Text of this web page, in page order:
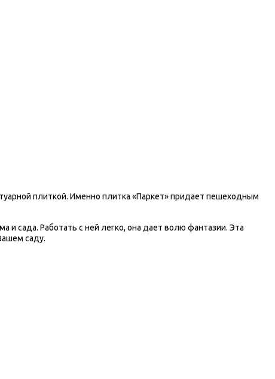
плиткой. Именно плитка «Паркет» придает пешеходным
и сада. Работать с ней легко, она дает волю фантазии. Эта
саду.